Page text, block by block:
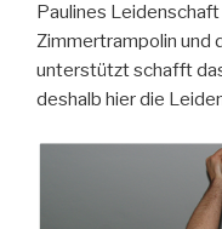
Paulines
Zimmertrampolin und
unterstützt schafft
deshalb hier die